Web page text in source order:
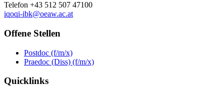
Telefon +43 512 507 47100
iqoqi-ibk@oeaw.ac.at
Offene Stellen
Postdoc (f/m/x)
Praedoc (Diss) (f/m/x)
Quicklinks